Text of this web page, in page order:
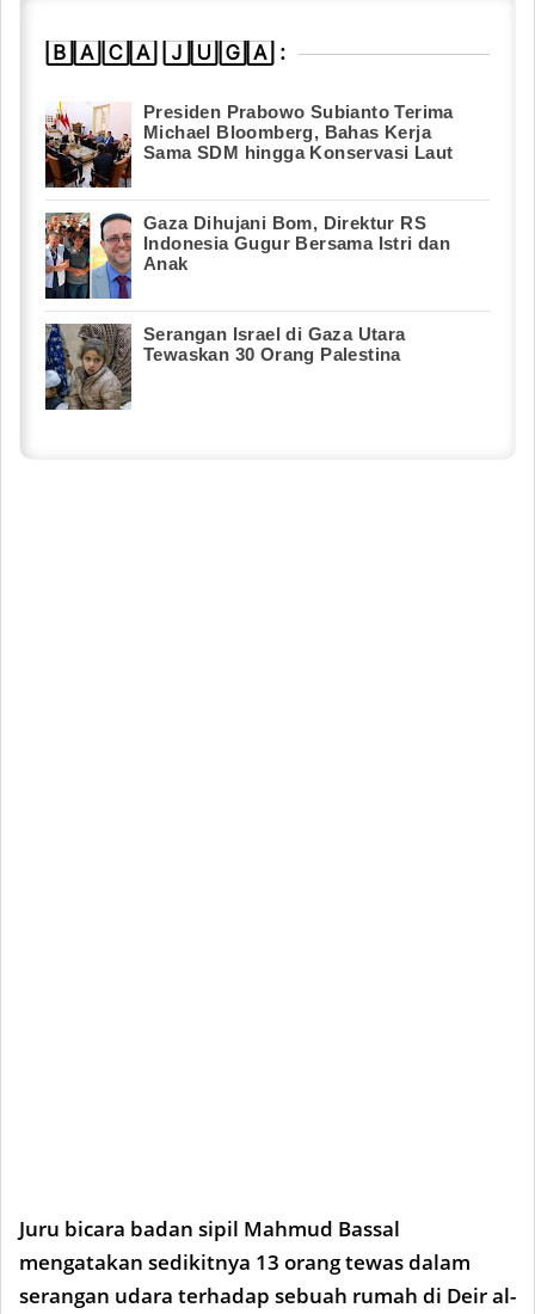
🄱🄰🄲🄰 🄹🅄🄶🄰 :
Presiden Prabowo Subianto Terima
Michael Bloomberg, Bahas Kerja
Sama SDM hingga Konservasi Laut
Gaza Dihujani Bom, Direktur RS
Indonesia Gugur Bersama Istri dan
Anak
Serangan Israel di Gaza Utara
Tewaskan 30 Orang Palestina
Juru bicara badan sipil Mahmud Bassal
mengatakan sedikitnya 13 orang tewas dalam
serangan udara terhadap sebuah rumah di Deir al-